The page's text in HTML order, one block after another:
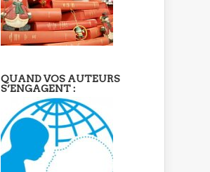
QUAND VOS AUTEURS
S’ENGAGENT :